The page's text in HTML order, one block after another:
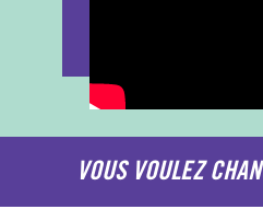
VOUS VOULEZ